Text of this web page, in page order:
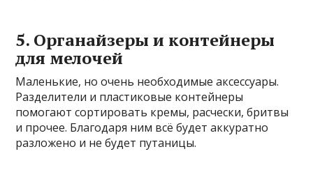
5. Органайзеры и контейнеры
для мелочей
Маленькие, но очень необходимые аксессуары.
Разделители и пластиковые контейнеры
помогают сортировать кремы, расчески, бритвы
и прочее. Благодаря ним всё будет аккуратно
разложено и не будет путаницы.